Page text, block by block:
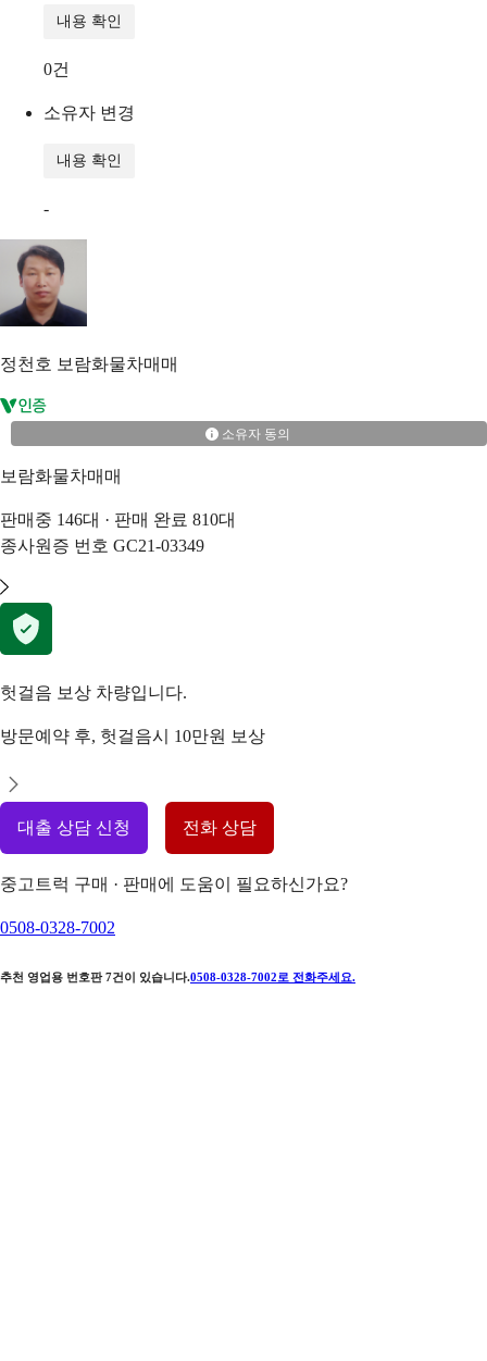
내용 확인
0건
소유자 변경
내용 확인
-
정천호 보람화물차매매
소유자 동의
보람화물차매매
판매중 146대 · 판매 완료 810대
종사원증 번호 GC21-03349
헛걸음 보상 차량입니다.
방문예약 후, 헛걸음시 10만원 보상
대출 상담 신청 전화 상담
중고트럭 구매 · 판매에 도움이 필요하신가요?
0508-0328-7002
추천 영업용 번호판 7건이 있습니다.0508-0328-7002 로 전화주세요.